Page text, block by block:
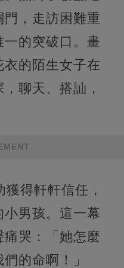
，走訪困難重
的突破口。畫
的陌生女子在
聊天、搭訕，
得軒軒信任，
男孩。這一幕
哭：「她怎麼
的命啊！」